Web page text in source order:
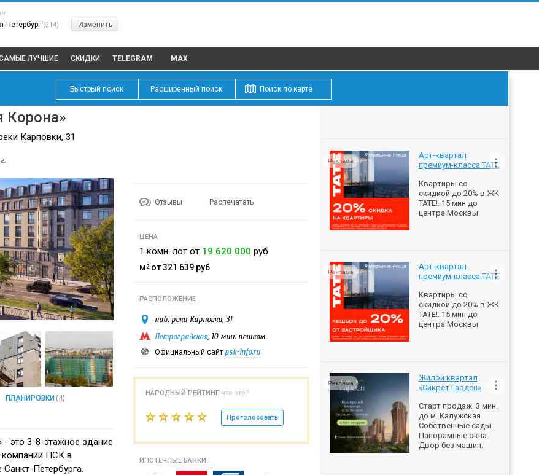
Петербург (214) Изменить
ЛУЧШИЕ СКИДКИ TELEGRAM MAX
Быстрый поиск Расширенный поиск Поиск по карте
Корона»
Карповки, 31
Отзывы Распечатать
ПЛАНИРОВКИ (4)
это 3-8-этажное здание
компании ПСК в
Петербурга.
ЦЕНА
1 комн. лот от 19 620 000 руб
м 2 от 321 639 руб
РАСПОЛОЖЕНИЕ
наб. реки Карповки, 31
Петроградская, 10 мин. пешком
Официальный сайт psk-info.ru
НАРОДНЫЙ РЕЙТИНГ что это?
Проголосовать
ИПОТЕЧНЫЕ БАНКИ
Арт-квартал
премиум-класса ТАТЕ
Квартиры со
скидкой до 20% в ЖК
ТАТЕ!. 15 мин до
центра Москвы
Реклама
Арт-квартал
премиум-класса ТАТЕ
Квартиры со
скидкой до 20% в ЖК
ТАТЕ!. 15 мин до
центра Москвы
Реклама
Жилой квартал
«Сикрет Гарден»
Старт продаж. 3 мин.
до м. Калужская.
Собственные сады.
Панорамные окна.
Двор без машин.
Реклама